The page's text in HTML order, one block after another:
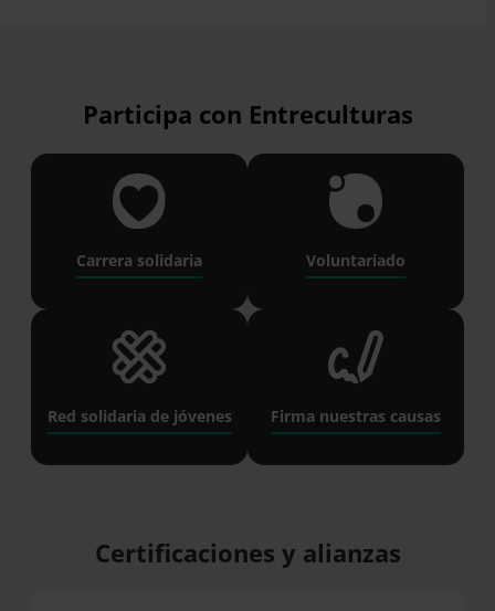
Participa con Entreculturas
Carrera solidaria Voluntariado
Red solidaria de jóvenes Firma nuestras causas
Certificaciones y alianzas